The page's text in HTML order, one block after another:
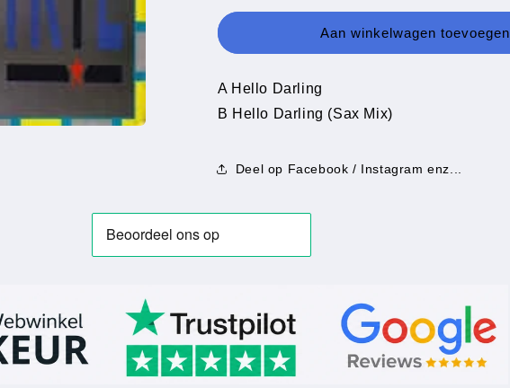
Irie
Hello
Irie
-
Hello
Aan winkelwagen toevoegen
A Hello Darling
B Hello Darling (Sax Mix)
Deel op Facebook / Instagram enz...